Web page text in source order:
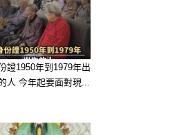
證1950年到1979年出
人 今年起要面對現...